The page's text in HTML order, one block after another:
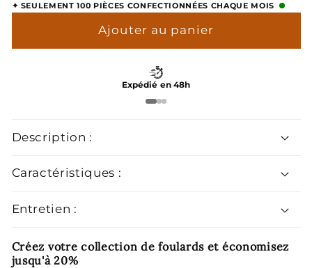
quantitéquantité
✦ SEULEMENT 100 PIÈCES CONFECTIONNÉES CHAQUE MOIS
Ajouter au panier
Expédié en 48h
Description :
Caractéristiques :
Entretien :
Créez votre collection de foulards et économisez
jusqu'à 20%